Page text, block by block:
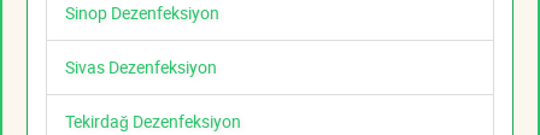
Sinop Dezenfeksiyon
Sivas Dezenfeksiyon
Tekirdağ Dezenfeksiyon